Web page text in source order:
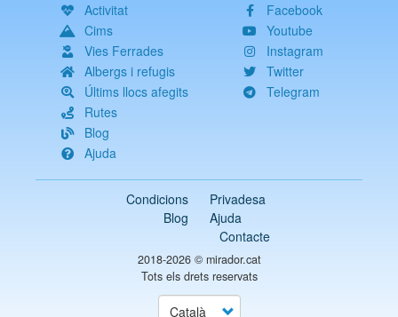
Activitat
Cims
Vies Ferrades
Albergs i refugis
Últims llocs afegits
Rutes
Blog
Ajuda
Facebook
Youtube
Instagram
Twitter
Telegram
Condicions
Privadesa
Blog
Ajuda
Contacte
2018-2026 © mirador.cat
Tots els drets reservats
Select